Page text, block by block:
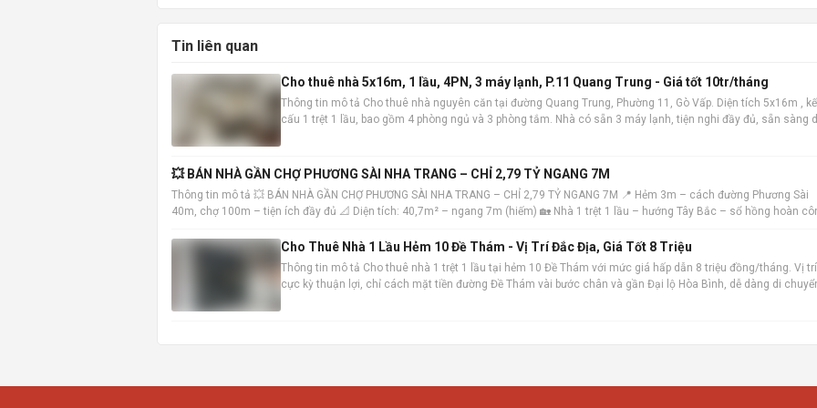
Tin liên quan
Cho thuê nhà 5x16m, 1 lầu, 4PN, 3 máy lạnh, P.11 Quang Trung - Giá tốt 10tr/tháng
Thông tin mô tả Cho thuê nhà nguyên căn tại đường Quang Trung, Phường 11, Gò Vấp. Diện tích 5x16m ,
cấu 1 trệt 1 lầu, bao gồm 4 phòng ngủ và 3 phòng tắm. Nhà có sẵn 3 máy lạnh, tiện nghi đầy đủ, sẵn sàng
💥 BÁN NHÀ GẦN CHỢ PHƯƠNG SÀI NHA TRANG – CHỈ 2,79 TỶ NGANG 7M
Thông tin mô tả 💥 BÁN NHÀ GẦN CHỢ PHƯƠNG SÀI NHA TRANG – CHỈ 2,79 TỶ NGANG 7M 📍 Hẻm 3m – cách đường Phương Sài
40m, chợ 100m – tiện ích đầy đủ 📐 Diện tích: 40,7m² – ngang 7m (hiếm) 🏡 Nhà 1 trệt 1 lầu – hướng Tây Bắc – sổ hồng hoàn
Cho Thuê Nhà 1 Lầu Hẻm 10 Đề Thám - Vị Trí Đắc Địa, Giá Tốt 8 Triệu
Thông tin mô tả Cho thuê nhà 1 trệt 1 lầu tại hẻm 10 Đề Thám với mức giá hấp dẫn 8 triệu đồng/tháng. Vị trí
cực kỳ thuận lợi, chỉ cách mặt tiền đường Đề Thám vài bước chân và gần Đại lộ Hòa Bình, dễ dàng di